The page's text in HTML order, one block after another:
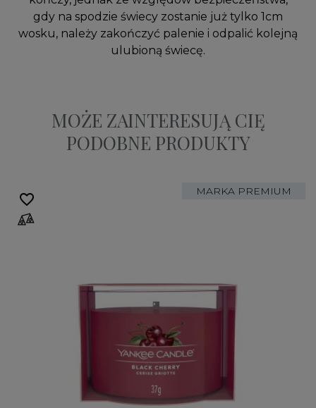
gdy na spodzie świecy zostanie już tylko 1cm
wosku, należy zakończyć palenie i odpalić kolejną
ulubioną świecę.
MOŻE ZAINTERESUJĄ CIĘ
PODOBNE PRODUKTY
MARKA PREMIUM
favorite_border